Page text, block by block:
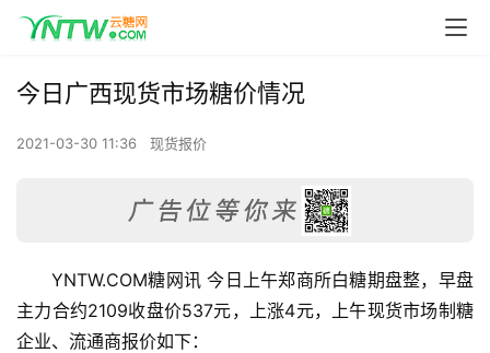
今日广西现货市场糖价情况
2021-03-30 11:36 现货报价
YNTW.COM糖网讯 今日上午郑商所白糖期盘整，早盘
主力合约2109收盘价537元，上涨4元，上午现货市场制糖
企业、流通商报价如下：